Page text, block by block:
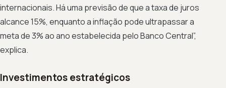
internacionais. Há uma previsão de que a taxa de juros
alcance 15%, enquanto a inflação pode ultrapassar a
meta de 3% ao ano estabelecida pelo Banco Central”,
explica.
Investimentos estratégicos